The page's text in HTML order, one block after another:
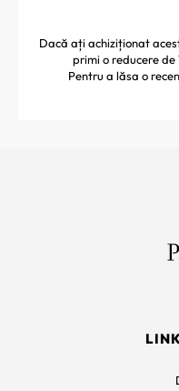
Dacă ați achiziționat
primi o reducere
Pentru a lăsa o